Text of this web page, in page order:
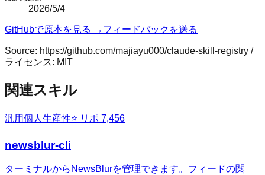
2026/5/4
GitHubで原本を見る → フィードバックを送る
Source: https://github.com/majiayu000/claude-skill-registry /
ライセンス: MIT
関連スキル
汎用個人生産性⭐ リポ 7,456
newsblur-cli
ターミナルからNewsBlurを管理できます。フィードの閲